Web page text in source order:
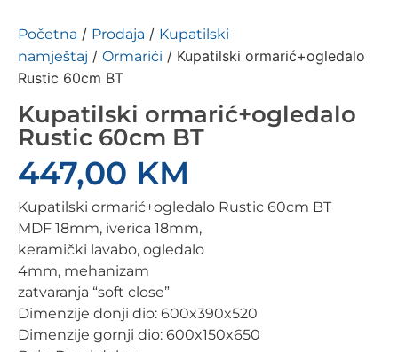
Početna / Prodaja / Kupatilski
namještaj / Ormarići / Kupatilski ormarić+ogledalo
Rustic 60cm BT
Kupatilski ormarić+ogledalo
Rustic 60cm BT
447,00 KM
Kupatilski ormarić+ogledalo Rustic 60cm BT
MDF 18mm, iverica 18mm,
keramički lavabo, ogledalo
4mm, mehanizam
zatvaranja “soft close”
Dimenzije donji dio: 600x390x520
Dimenzije gornji dio: 600x150x650